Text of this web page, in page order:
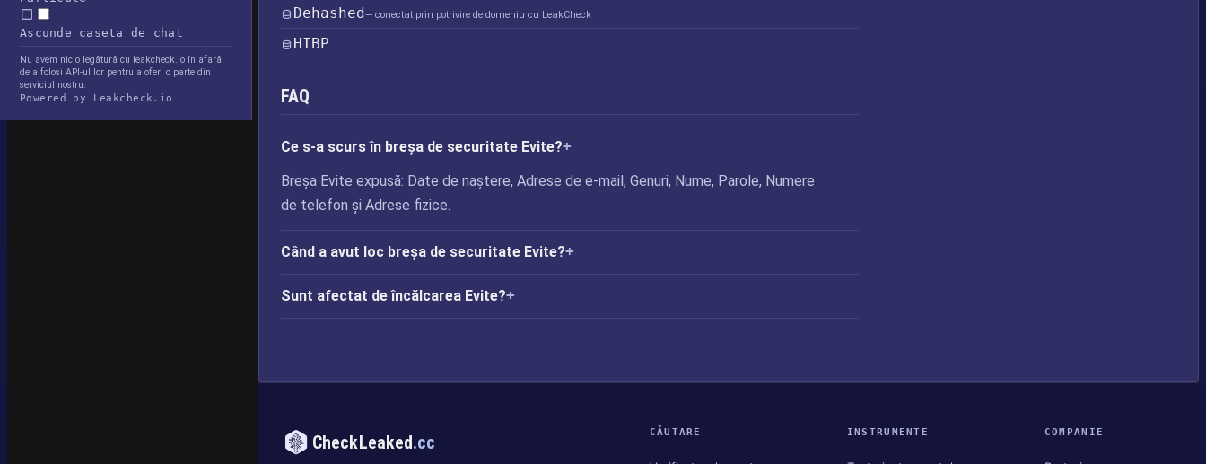
Ascunde caseta de chat
Nu avem nicio legătură cu leakcheck.io în afară
de a folosi API-ul lor pentru a oferi o parte din
serviciul nostru.
Powered by Leakcheck.io
Dehashed— conectat prin potrivire de domeniu cu LeakCheck
HIBP
FAQ
Ce s-a scurs în breșa de securitate Evite?
Breșa Evite expusă: Date de naștere, Adrese de e-mail, Genuri, Nume, Parole, Numere
de telefon și Adrese fizice.
Când a avut loc breșa de securitate Evite?
Sunt afectat de încălcarea Evite?
CheckLeaked.cc CĂUTARE INSTRUMENTE COMPANIE